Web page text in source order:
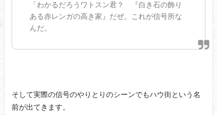
「わかるだろうワトスン君？ 『白き石の飾り
ある赤レンガの高き家』だぜ。これが信号所な
んだ。
そして実際の信号のやりとりのシーンでもハウ街という名
前が出てきます。